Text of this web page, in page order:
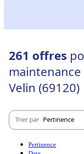
261 offres
Velin (69120)
Trier par Pertinence
Pertinence